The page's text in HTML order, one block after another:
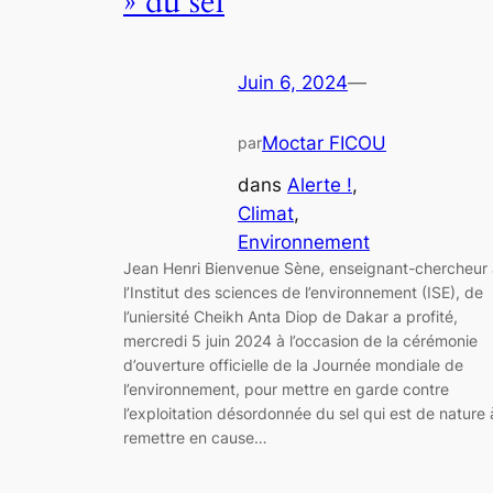
Juin 6, 2024—
parMoctar FICOU
dans Alerte !
Climat
Environnement
Jean Henri Bienvenue Sène, enseignant-chercheur
l’Institut des sciences de l’environnement (ISE), de
l’uniersité Cheikh Anta Diop de Dakar a profité,
mercredi 5 juin 2024 à l’occasion de la cérémonie
d’ouverture officielle de la Journée mondiale de
l’environnement, pour mettre en garde contre
l’exploitation désordonnée du sel qui est de nature
remettre en cause…